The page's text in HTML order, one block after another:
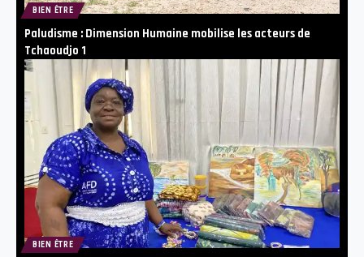
BIEN ÊTRE
Paludisme : Dimension Humaine mobilise les acteurs de
Tchaoudjo 1
BIEN ÊTRE